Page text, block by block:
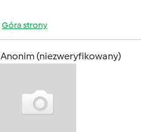
Góra strony
Anonim (niezweryfikowany)